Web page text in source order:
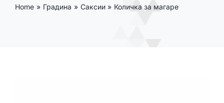
Производи
Home Градина Саксии Количка за магаре